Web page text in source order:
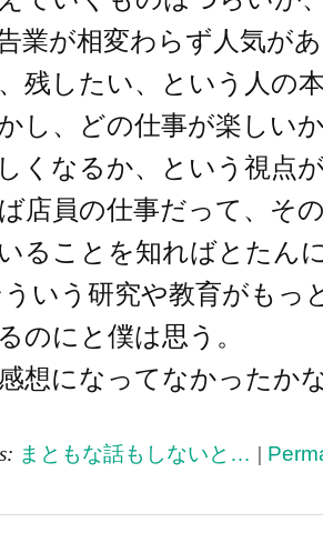
業が相変わらず人気が
残したい、という人の
し、どの仕事が楽しい
くなるか、という視点
店員の仕事だって、そ
ることを知ればとたん
ういう研究や教育がもっ
のにと僕は思う。
想になってなかったか
まともな話もしないと… |